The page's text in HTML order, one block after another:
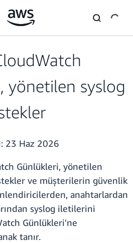
yönetilen syslog
23 Haz 2026
Günlükleri, yönetilen
ve müşterilerin güvenlik
anahtarlardan
syslog iletilerini
Günlükleri'ne
tanır.